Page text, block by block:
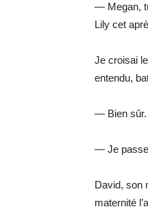
— Megan,
Lily cet
Je croisai
entendu,
— Bien sûr.
— Je passe
David, son
maternité